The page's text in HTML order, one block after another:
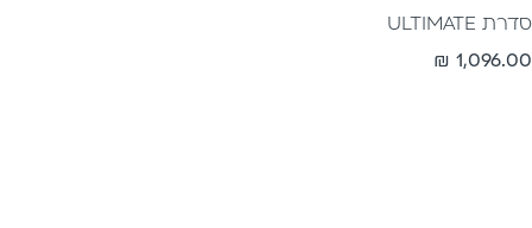
סדרת ULTIMATE
מחיר
1,096.00 ₪